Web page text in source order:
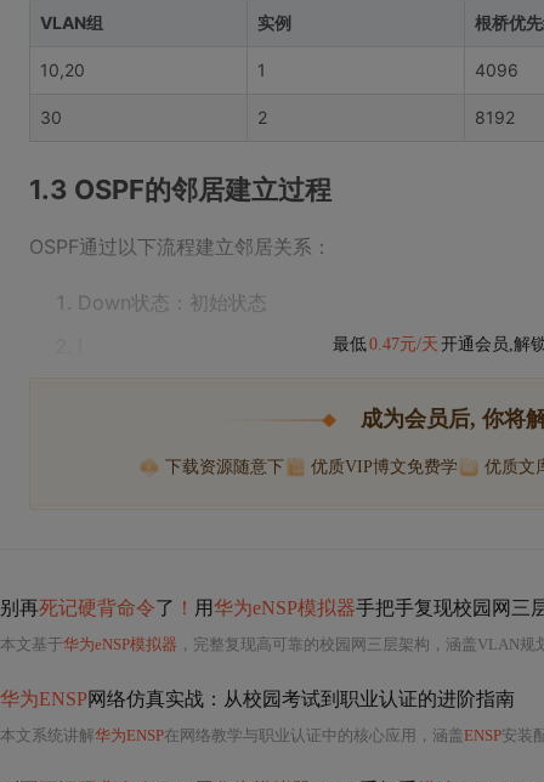
VLAN组 实例 根桥优
10,20 1 4096
30 2 8192
1.3 OSPF的邻居建立过程
OSPF通过以下流程建立邻居关系：
Down状态：初始状态
最低0.47元/天 开通会员,解
成为会员后, 你将
下载资源随意下 优质VIP博文免费学 优质文
别再死记硬背命令了 ！ 用华为eNSP模拟器手把手复现校园网三
本文基于华为eNSP模拟器 ，完整复现高可靠的校园网三层架构，涵盖VLAN规
华为ENSP网络仿真实战：从校园考试到职业认证的进阶指南
本文系统讲解华为ENSP在网络教学与职业认证中的核心应用，涵盖 ENSP安装